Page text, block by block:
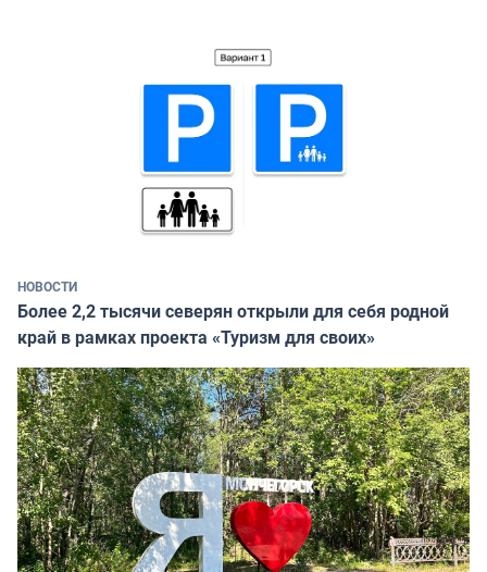
НОВОСТИ
Более 2,2 тысячи северян открыли для себя родной
край в рамках проекта «Туризм для своих»